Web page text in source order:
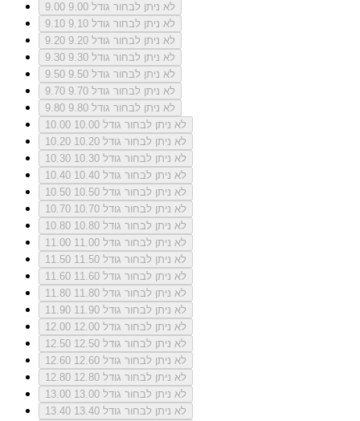
9.00
לא ניתן לבחור גודל 9.00
9.10
לא ניתן לבחור גודל 9.10
9.20
לא ניתן לבחור גודל 9.20
9.30
לא ניתן לבחור גודל 9.30
9.50
לא ניתן לבחור גודל 9.50
9.70
לא ניתן לבחור גודל 9.70
9.80
לא ניתן לבחור גודל 9.80
10.00
לא ניתן לבחור גודל 10.00
10.20
לא ניתן לבחור גודל 10.20
10.30
לא ניתן לבחור גודל 10.30
10.40
לא ניתן לבחור גודל 10.40
10.50
לא ניתן לבחור גודל 10.50
10.70
לא ניתן לבחור גודל 10.70
10.80
לא ניתן לבחור גודל 10.80
11.00
לא ניתן לבחור גודל 11.00
11.50
לא ניתן לבחור גודל 11.50
11.60
לא ניתן לבחור גודל 11.60
11.80
לא ניתן לבחור גודל 11.80
11.90
לא ניתן לבחור גודל 11.90
12.00
לא ניתן לבחור גודל 12.00
12.50
לא ניתן לבחור גודל 12.50
12.60
לא ניתן לבחור גודל 12.60
12.80
לא ניתן לבחור גודל 12.80
13.00
לא ניתן לבחור גודל 13.00
13.40
לא ניתן לבחור גודל 13.40